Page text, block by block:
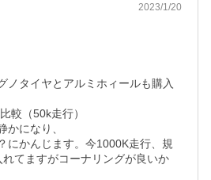
2023/1/20
ノタイヤとアルミホィールも購入
較（50k走行）
かになり、
にかんじます。今1000K走行、規
てますがコーナリングが良いか